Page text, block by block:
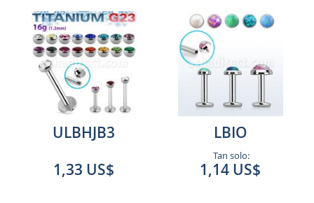
ULBHJB3
1,33 US$
LBIO
Tan solo:
1,14 US$